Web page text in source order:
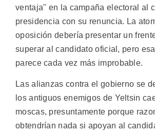
ventaja" en la campaña electoral al
presidencia con su renuncia. La
oposición debería presentar un
superar al candidato oficial, pero
parece cada vez más improbable.
Las alianzas contra el gobierno se
los antiguos enemigos de Yeltsin
moscas, presuntamente porque
obtendrían nada si apoyan al